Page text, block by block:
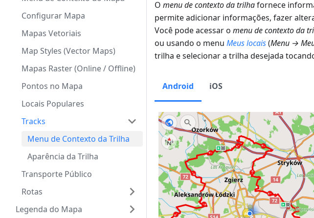
Configurar Mapa
Mapas Vetoriais
Map Styles (Vector Maps)
Mapas Raster (Online / Offline)
Pontos no Mapa
Locais Populares
Tracks
Menu de Contexto da Trilha
Aparência da Trilha
Transporte Público
Rotas
Legenda do Mapa
O menu de contexto da trilhafornece
permite adicionar informações, fazer
Você pode acessar o menu de contexto da
ou usando o menu Meus locais(Menu →
trilha e selecionar a trilha desejada
Android iOS